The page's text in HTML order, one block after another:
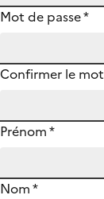
Mot de passe*
Confirmer le
Prénom*
Nom*